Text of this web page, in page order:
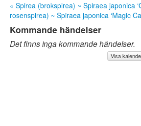
« Spirea (brokspirea) ~ Spiraea japonica
rosenspirea) ~ Spiraea japonica ‘Magic
Kommande händelser
Det finns inga kommande händelser.
Visa